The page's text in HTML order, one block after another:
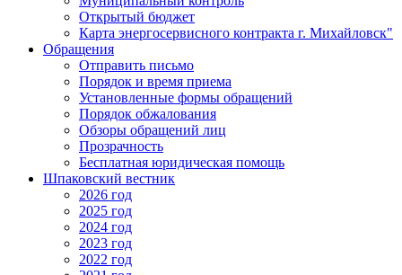
Открытый бюджет
Карта энергосервисного контракта г. Михайловск"
Обращения
Отправить письмо
Порядок и время приема
Установленные формы обращений
Порядок обжалования
Обзоры обращений лиц
Прозрачность
Бесплатная юридическая помощь
Шпаковский вестник
2026 год
2025 год
2024 год
2023 год
2022 год